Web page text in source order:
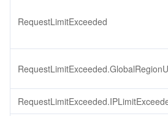
RequestLimitExceeded